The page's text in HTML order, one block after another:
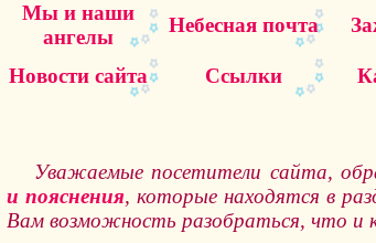
Мы и наши
ангелы
Небесная почта
Новости сайта Ссылки
Уважаемые посетители сайта,
и пояснения, которые находятся в
Вам возможность разобраться, что и